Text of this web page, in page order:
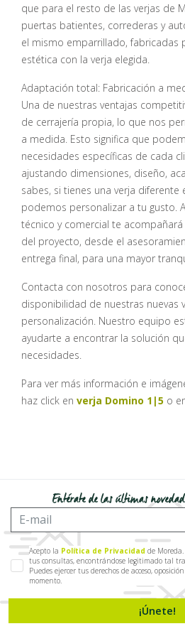
que para el resto de las verjas de
puertas batientes, correderas y
el mismo emparrillado, fabricadas
estética con la verja elegida.
Adaptación total: Fabricación a
Una de nuestras ventajas
de cerrajería propia, lo que nos
a medida. Esto significa que
necesidades específicas de cada
ajustando dimensiones, diseño,
sabes, si tienes una verja diferente
podemos personalizar a tu gusto.
técnico y comercial te
del proyecto, desde el
entrega final, para una mayor
Contacta con nosotros para
disponibilidad de nuestras nuevas
personalización. Nuestro equipo
ayudarte a encontrar la solución
necesidades.
Para ver más información e
haz click en verja Domino 1|5 o
Entérate de las últimas
Acepto la Política de Privacidad de
tus consultas, encontrándose legitimado tal
Puedes ejercer tus derechos de acceso,
momento.
¡Únete!